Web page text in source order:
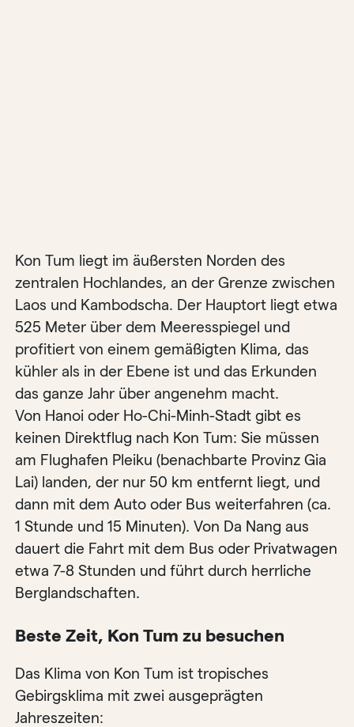
Kon Tum liegt im äußersten Norden des
zentralen Hochlandes, an der Grenze zwischen
Laos und Kambodscha. Der Hauptort liegt etwa
525 Meter über dem Meeresspiegel und
profitiert von einem gemäßigten Klima, das
kühler als in der Ebene ist und das Erkunden
das ganze Jahr über angenehm macht.
Von Hanoi oder Ho-Chi-Minh-Stadt gibt es
keinen Direktflug nach Kon Tum: Sie müssen
am Flughafen Pleiku (benachbarte Provinz Gia
Lai) landen, der nur 50 km entfernt liegt, und
dann mit dem Auto oder Bus weiterfahren (ca.
1 Stunde und 15 Minuten). Von Da Nang aus
dauert die Fahrt mit dem Bus oder Privatwagen
etwa 7-8 Stunden und führt durch herrliche
Berglandschaften.
Beste Zeit, Kon Tum zu besuchen
Das Klima von Kon Tum ist tropisches
Gebirgsklima mit zwei ausgeprägten
Jahreszeiten: